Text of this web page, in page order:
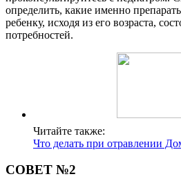
определить, какие именно
ребенку, исходя из его возраста,
потребностей.
Читайте также:
Что делать при отравлении
СОВЕТ №2